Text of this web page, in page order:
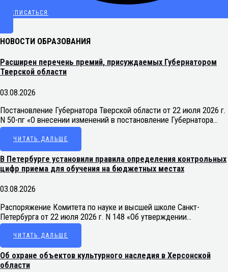
ПОДПИСАТЬСЯ
НОВОСТИ ОБРАЗОВАНИЯ
Расширен перечень премий, присуждаемых Губернатором
Тверской области
03.08.2026
Постановление Губернатора Тверской области от 22 июля 2026 г.
N 50-пг «О внесении изменений в постановление Губернатора…
ЧИТАТЬ ДАЛЬШЕ
В Петербурге установили правила определения контрольных
цифр приема для обучения на бюджетных местах
03.08.2026
Распоряжение Комитета по науке и высшей школе Санкт-
Петербурга от 22 июля 2026 г. N 148 «Об утверждении…
ЧИТАТЬ ДАЛЬШЕ
Об охране объектов культурного наследия в Херсонской
области